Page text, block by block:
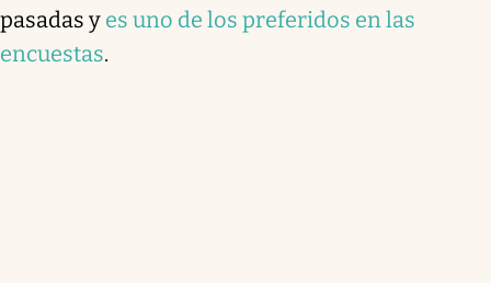
pasadas y es uno de los preferidos en las
encuestas.